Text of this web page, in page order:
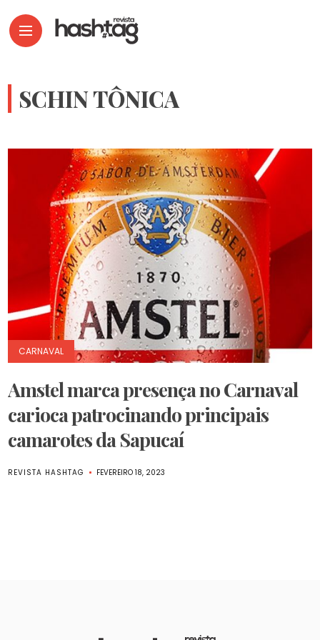
SCHIN TÔNICA
CARNAVAL
Amstel marca presença no Carnaval
carioca patrocinando principais
camarotes da Sapucaí
REVISTA HASHTAG FEVEREIRO 18, 2023